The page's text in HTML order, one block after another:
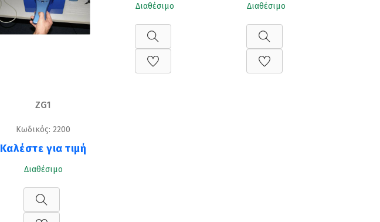
ZG1
Κωδικός: 2200
Καλέστε για τιμή
Διαθέσιμο
Διαθέσιμο Διαθέσιμο